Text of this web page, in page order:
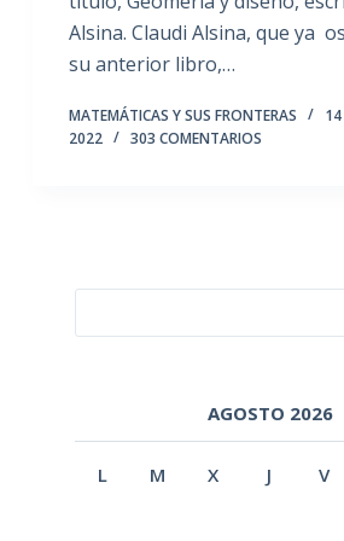
Alsina. Claudi Alsina, que ya
su anterior libro,…
MATEMÁTICAS Y SUS FRONTERAS
2022
303 COMENTARIOS
AGOSTO 2026
L M X J V